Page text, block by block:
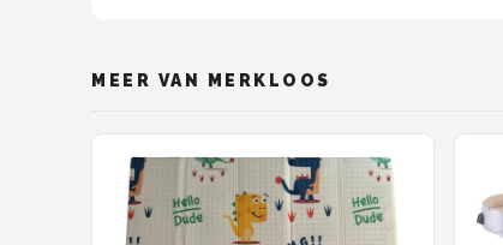
MEER VAN MERKLOOS